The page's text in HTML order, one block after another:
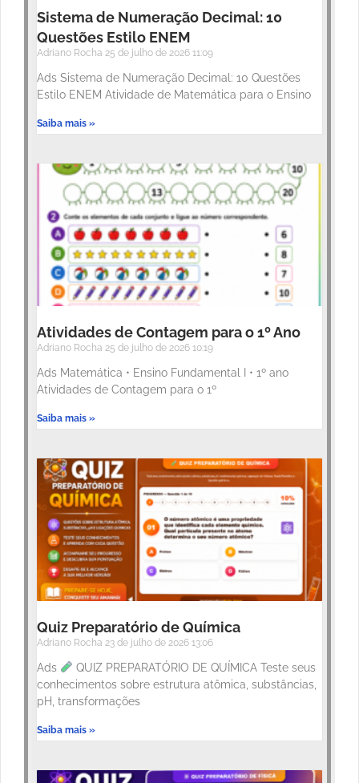
Sistema de Numeração Decimal: 10
Questões Estilo ENEM
Adriano Rocha 25 de julho de 2026 11:09
Ads Sistema de Numeração Decimal: 10 Questões
Estilo ENEM Atividade de Matemática para o Ensino
Saiba mais »
Atividades de Contagem para o 1º Ano
Adriano Rocha 25 de julho de 2026 10:19
Ads Matemática • Ensino Fundamental I • 1º ano
Atividades de Contagem para o 1º
Saiba mais »
Quiz Preparatório de Química
Adriano Rocha 23 de julho de 2026 13:06
Ads
QUIZ PREPARATÓRIO DE QUÍMICA Teste seus
conhecimentos sobre estrutura atômica, substâncias,
pH, transformações
Saiba mais »